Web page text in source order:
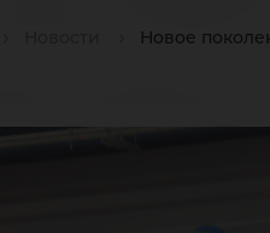
Новое